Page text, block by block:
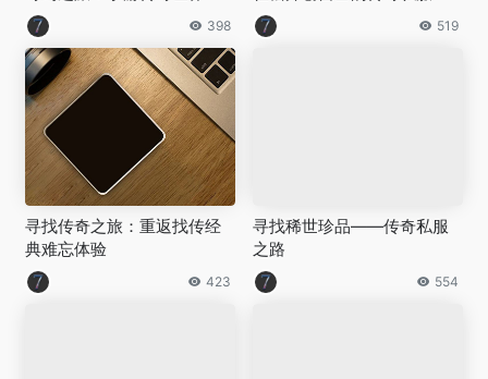
398 519
寻找传奇之旅：重返找传经
典难忘体验
423
寻找稀世珍品——传奇私服
之路
554